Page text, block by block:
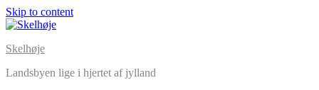
Skip to content
Skelhøje
Landsbyen lige i hjertet af jylland